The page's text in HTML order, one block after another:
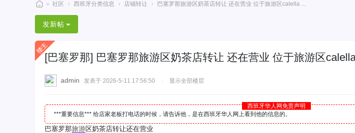
西
班
牙
华
» 社区 › 西班牙分类信息 › 店铺转让 › 巴塞罗那旅游区奶茶店转让 还在营业 位于旅游区calella ...
发新帖
[巴塞罗那] 巴塞罗那旅游区奶茶店转让 还在营业 位于旅游区
admin 发表于 2026-5-11 17:56:50 显示全部楼层
西班牙华人网免责声明
***重要信息*** 给店家老板打电话的时候，请告诉他，是在西班牙华人网上看到他的信息的。
巴塞罗那旅游区奶茶店转让还在营业